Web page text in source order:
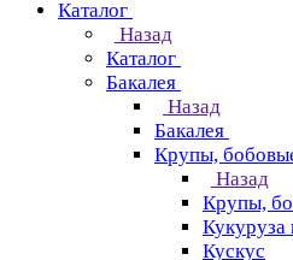
Каталог
Назад
Каталог
Бакалея
Назад
Бакалея
Крупы,
Назад
Крупы,
Кукуруза
Кускус